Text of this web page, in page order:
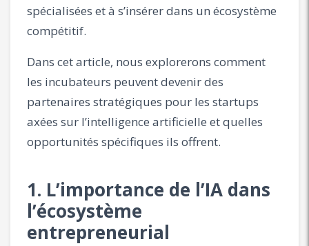
spécialisées et à s’insérer dans un écosystème
compétitif.
Dans cet article, nous explorerons comment
les incubateurs peuvent devenir des
partenaires stratégiques pour les startups
axées sur l’intelligence artificielle et quelles
opportunités spécifiques ils offrent.
1. L’importance de l’IA dans
l’écosystème
entrepreneurial